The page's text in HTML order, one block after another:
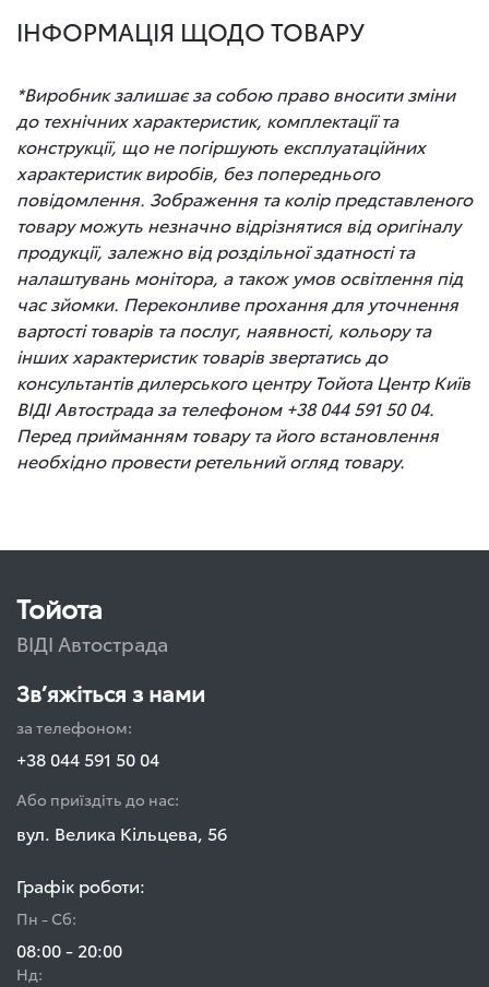
ІНФОРМАЦІЯ ЩОДО ТОВАРУ
*Виробник залишає за собою право вносити зміни
до технічних характеристик, комплектації та
конструкції, що не погіршують експлуатаційних
характеристик виробів, без попереднього
повідомлення. Зображення та колір представленого
товару можуть незначно відрізнятися від оригіналу
продукції, залежно від роздільної здатності та
налаштувань монітора, а також умов освітлення під
час зйомки. Переконливе прохання для уточнення
вартості товарів та послуг, наявності, кольору та
інших характеристик товарів звертатись до
консультантів дилерського центру Тойота Центр Київ
ВІДІ Автострада за телефоном +38 044 591 50 04.
Перед прийманням товару та його встановлення
необхідно провести ретельний огляд товару.
Тойота
ВІДІ Автострада
Зв’яжіться з нами
за телефоном:
+38 044 591 50 04
Або приїздіть до нас:
вул. Велика Кільцева, 56
Графік роботи:
Пн - Сб:
08:00 - 20:00
Нд: